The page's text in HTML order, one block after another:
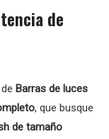
de
Barras de luces
, que busque
de tamaño